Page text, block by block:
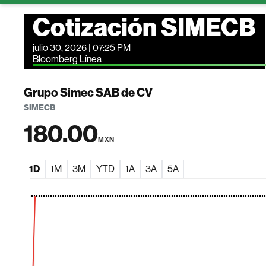
Cotización SIMECB
julio 30, 2026 | 07:25 PM
Bloomberg Línea
Grupo Simec SAB de CV
SIMECB
180.00MXN
1D 1M 3M YTD 1A 3A 5A